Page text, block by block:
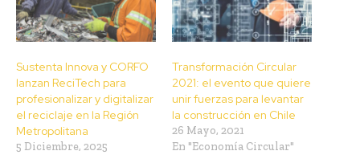
Sustenta Innova y CORFO
lanzan ReciTech para
profesionalizar y digitalizar
el reciclaje en la Región
Metropolitana
5 Diciembre, 2025
Transformación Circular
2021: el evento que quiere
unir fuerzas para levantar
la construcción en Chile
26 Mayo, 2021
En "Economía Circular"